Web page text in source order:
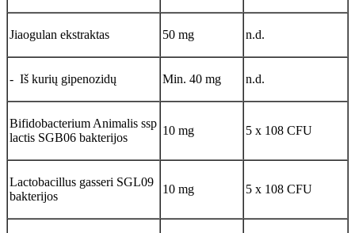
Jiaogulan ekstraktas 50 mg n.d.
- Iš kurių gipenozidų Min. 40 mg n.d.
Bifidobacterium Animalis ssp
lactis SGB06 bakterijos
10 mg 5 x 108 CFU
Lactobacillus gasseri SGL09
bakterijos
10 mg 5 x 108 CFU